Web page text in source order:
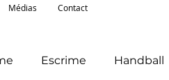
Médias Contact
Escrime Handball